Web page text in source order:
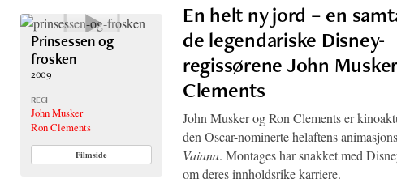
Prinsessen og
frosken
2009
REGI
John Musker
Ron Clements
Filmside
En helt ny jord – en
de legendariske Disney-
regissørene John
Clements
John Musker og Ron Clements er
den Oscar-nominerte helaftens
Vaiana. Montages har snakket med
om deres innholdsrike karriere.